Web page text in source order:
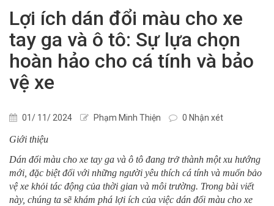
Lợi ích dán đổi màu cho xe
tay ga và ô tô: Sự lựa chọn
hoàn hảo cho cá tính và bảo
vệ xe
01/ 11/ 2024 Phạm Minh Thiện 0 Nhận xét
Giới thiệu
Dán đổi màu cho xe tay ga và ô tô đang trở thành một xu hướng
mới, đặc biệt đối với những người yêu thích cá tính và muốn bảo
vệ xe khỏi tác động của thời gian và môi trường. Trong bài viết
này, chúng ta sẽ khám phá lợi ích của việc dán đổi màu cho xe